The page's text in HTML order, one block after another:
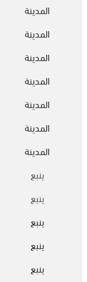
المدينة
المدينة
المدينة
المدينة
المدينة
المدينة
المدينة
ينبع
ينبع
ينبع
ينبع
ينبع